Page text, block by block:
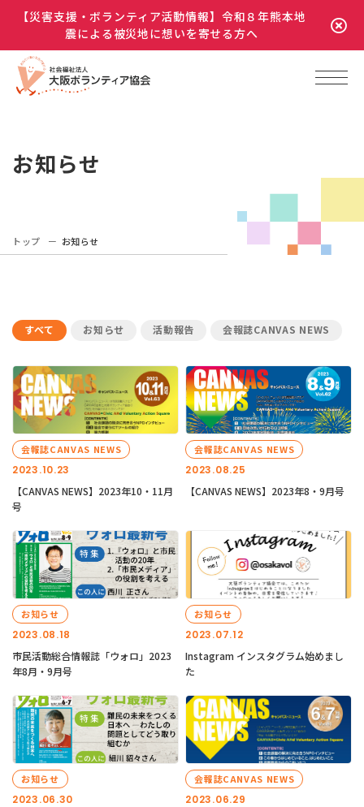
【災害支援・ボランティア活動情報】令和８年熊本地
震による被災地に想いを寄せる方へ
お知らせ
トップ お知らせ
すべて お知らせ 活動報告 会報誌CANVAS NEWS
2023.10.23
会報誌CANVAS NEWS
【CANVAS NEWS】2023年10・11月
号
2023.08.25
会報誌CANVAS NEWS
【CANVAS NEWS】2023年8・9月号
2023.08.18
お知らせ
市民活動総合情報誌「ウォロ」2023
年8月・9月号
2023.07.12
お知らせ
Instagram インスタグラム始めまし
た
2023.06.30
お知らせ
2023.06.29
会報誌CANVAS NEWS